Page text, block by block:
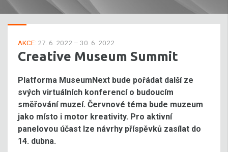
AKCE: 27. 6. 2022 – 30. 6. 2022
Creative Museum Summit
Platforma MuseumNext bude pořádat další ze
svých virtuálních konferencí o budoucím
směřování muzeí. Červnové téma bude muzeum
jako místo i motor kreativity. Pro aktivní
panelovou účast lze návrhy příspěvků zasílat do
14. dubna.